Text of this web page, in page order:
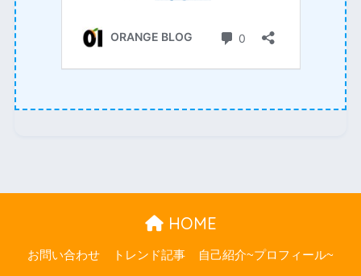
HOME
お問い合わせ トレンド記事 自己紹介~プロフィール~